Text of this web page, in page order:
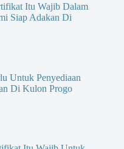
Itu Wajib Dalam
Siap Adakan Di
Untuk Penyediaan
Di Kulon Progo